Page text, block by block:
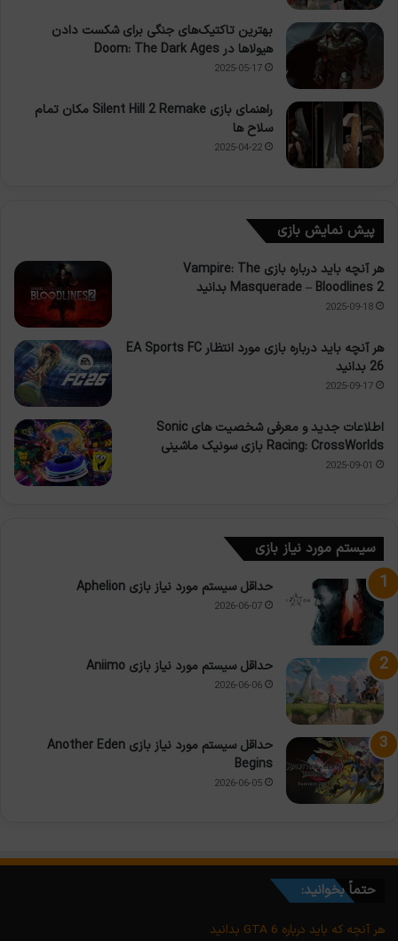
بهترین تاکتیک‌های جنگی برای شکست دادن
هیولاها در Doom: The Dark Ages
2025-05-17
راهنمای بازی Silent Hill 2 Remake مکان تمام
سلاح ها
2025-04-22
پیش نمایش بازی
هر آنچه باید درباره بازی Vampire: The
Masquerade – Bloodlines 2 بدانید
2025-09-18
هر آنچه باید درباره بازی مورد انتظار EA Sports FC
26 بدانید
2025-09-17
اطلاعات جدید و معرفی شخصیت های Sonic
Racing: CrossWorlds بازی سونیک ماشینی
2025-09-01
سیستم مورد نیاز بازی
حداقل سیستم مورد نیاز بازی Aphelion
2026-06-07
حداقل سیستم مورد نیاز بازی Aniimo
2026-06-06
حداقل سیستم مورد نیاز بازی Another Eden
Begins
2026-06-05
حتماً بخوانید:
هر آنچه که باید درباره GTA 6 بدانید